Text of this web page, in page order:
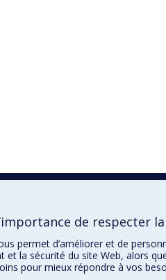
de respecter
permet d’améliorer et de
et la sécurité du site Web, alors
pour mieux répondre à vos